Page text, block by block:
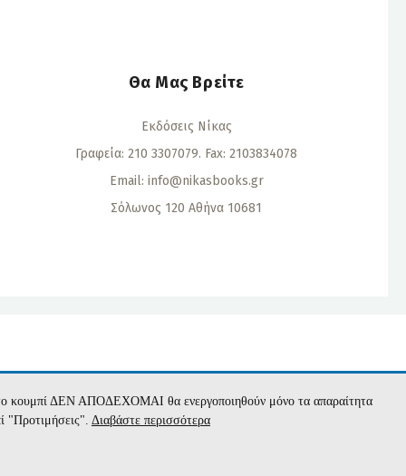
Θα Μας Βρείτε
Εκδόσεις Νίκας
Γραφεία: 210 3307079. Fax: 2103834078
Email: info@nikasbooks.gr
Σόλωνος 120 Αθήνα 10681
κουμπί ΔΕΝ ΑΠΟΔΕΧΟΜΑΙ θα ενεργοποιηθούν μόνο τα απαραίτητα
"Προτιμήσεις". Διαβάστε περισσότερα